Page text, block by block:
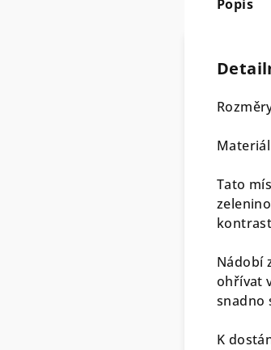
Popis
Tato
Nádobí
ohřívat
snadno
K